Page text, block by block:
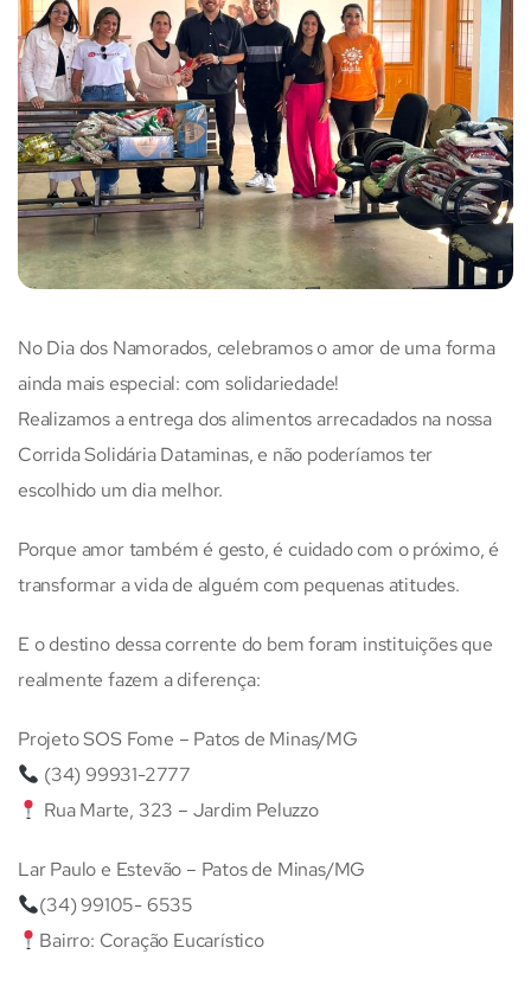
No Dia dos Namorados, celebramos o amor de uma forma
ainda mais especial: com solidariedade!
Realizamos a entrega dos alimentos arrecadados na nossa
Corrida Solidária Dataminas, e não poderíamos ter
escolhido um dia melhor.
Porque amor também é gesto, é cuidado com o próximo, é
transformar a vida de alguém com pequenas atitudes.
E o destino dessa corrente do bem foram instituições que
realmente fazem a diferença:
Projeto SOS Fome – Patos de Minas/MG
(34) 99931-2777
Rua Marte, 323 – Jardim Peluzzo
Lar Paulo e Estevão – Patos de Minas/MG
(34) 99105- 6535
Bairro: Coração Eucarístico